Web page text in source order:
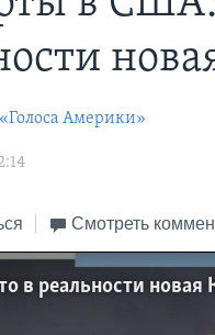
Америки»
Смотреть
в реальности новая